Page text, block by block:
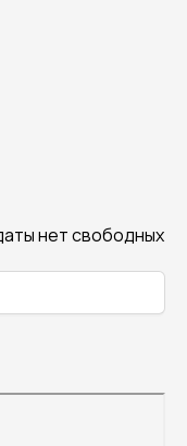
нет свободных